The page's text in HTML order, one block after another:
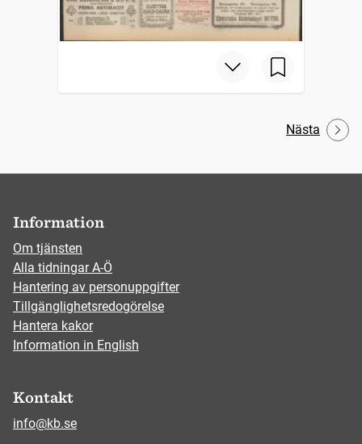
Nästa
Information
Om tjänsten
Alla tidningar A-Ö
Hantering av personuppgifter
Tillgänglighetsredogörelse
Hantera kakor
Information in English
Kontakt
info@kb.se